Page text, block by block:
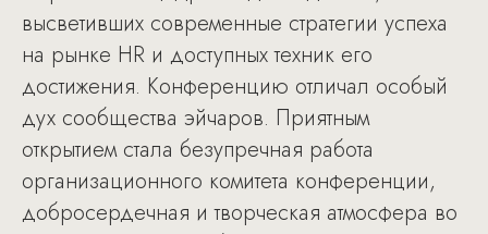
высветивших современные стратегии успеха
на рынке HR и доступных техник его
достижения. Конференцию отличал особый
дух сообщества эйчаров. Приятным
открытием стала безупречная работа
организационного комитета конференции,
добросердечная и творческая атмосфера во